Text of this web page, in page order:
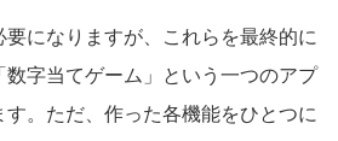
になりますが、これらを最終的に
字当てゲーム」という一つのアプ
。ただ、作った各機能をひとつに